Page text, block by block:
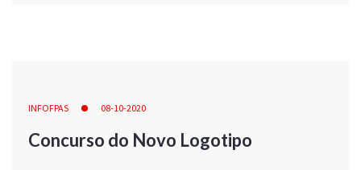
INFOFPAS 08-10-2020
Concurso do Novo Logotipo